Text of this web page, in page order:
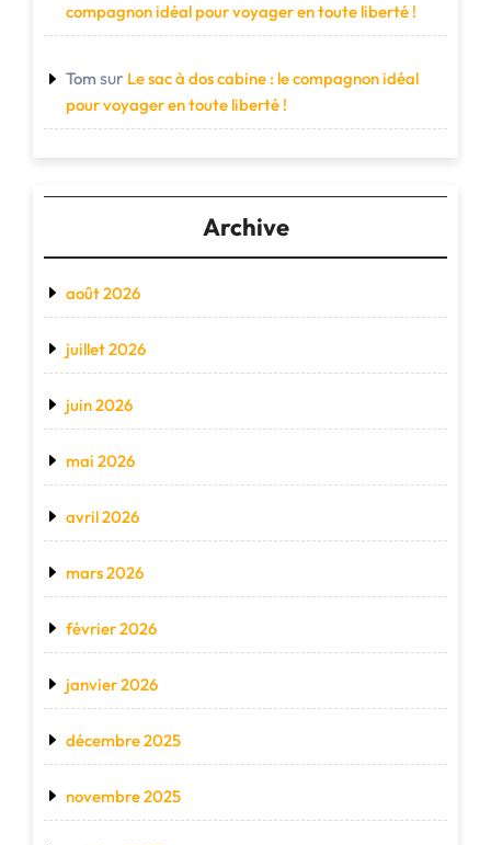
compagnon idéal pour voyager en toute liberté !
Tom sur Le sac à dos cabine : le compagnon idéal
pour voyager en toute liberté !
Archive
août 2026
juillet 2026
juin 2026
mai 2026
avril 2026
mars 2026
février 2026
janvier 2026
décembre 2025
novembre 2025